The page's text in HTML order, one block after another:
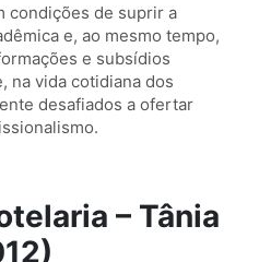
condições de suprir a
e, ao mesmo tempo,
e subsídios
na vida cotidiana dos
desafiados a ofertar
– Tânia